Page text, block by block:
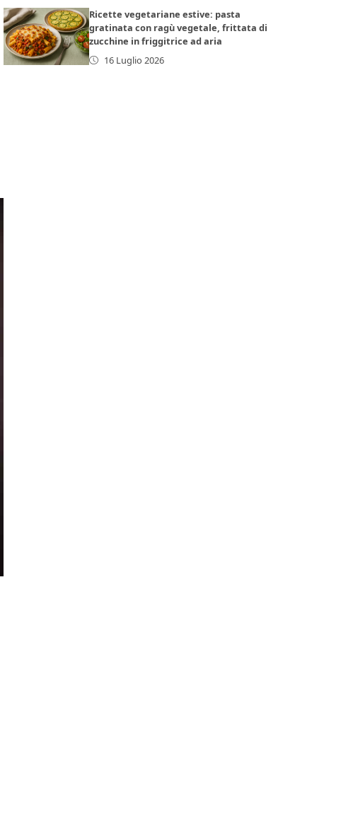
Ricette vegetariane estive: pasta
gratinata con ragù vegetale, frittata di
zucchine in friggitrice ad aria
16 Luglio 2026